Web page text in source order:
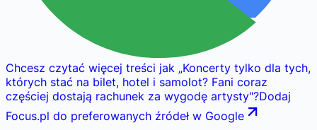
Chcesz czytać więcej treści jak „Koncerty tylko dla tych,
których stać na bilet, hotel i samolot? Fani coraz
częściej dostają rachunek za wygodę artysty"?Dodaj
Focus.pl do preferowanych źródeł w Google